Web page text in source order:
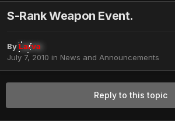
S-Rank Weapon Event.
ByLarva
July 7, 2010 in News and Announcements
Reply to this topic